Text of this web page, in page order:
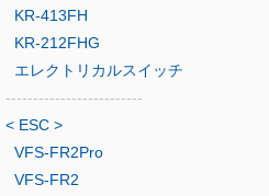
KR-413FH
KR-212FHG
エレクトリカルスイッチ
-------------------------
< ESC >
VFS-FR2Pro
VFS-FR2